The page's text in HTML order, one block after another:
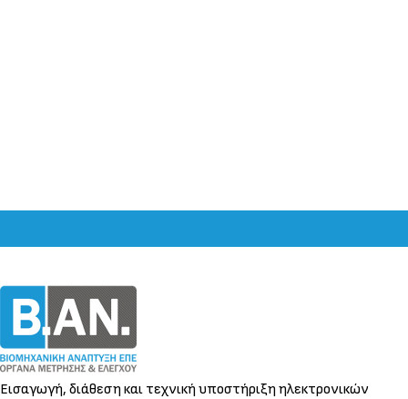
Εισαγωγή, διάθεση και τεχνική υποστήριξη ηλεκτρονικών